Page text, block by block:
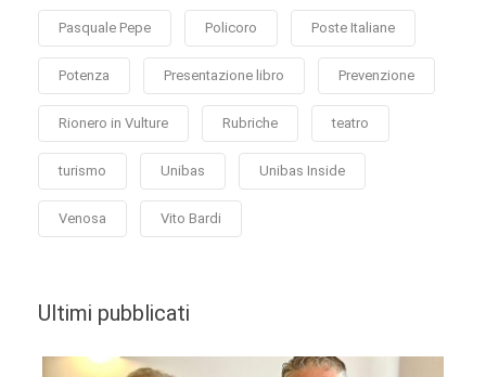
Pasquale Pepe Policoro Poste Italiane
Potenza Presentazione libro Prevenzione
Rionero in Vulture Rubriche teatro
turismo Unibas Unibas Inside
Venosa Vito Bardi
Ultimi pubblicati